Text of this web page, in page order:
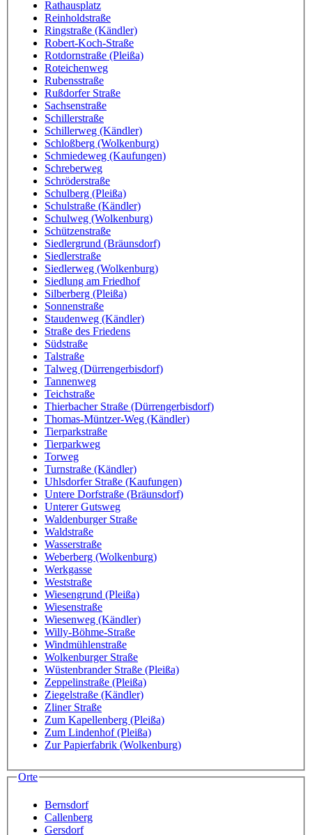
Rathausplatz
Reinholdstraße
Ringstraße (Kändler)
Robert-Koch-Straße
Rotdornstraße (Pleißa)
Roteichenweg
Rubensstraße
Rußdorfer Straße
Sachsenstraße
Schillerstraße
Schillerweg (Kändler)
Schloßberg (Wolkenburg)
Schmiedeweg (Kaufungen)
Schreberweg
Schröderstraße
Schulberg (Pleißa)
Schulstraße (Kändler)
Schulweg (Wolkenburg)
Schützenstraße
Siedlergrund (Bräunsdorf)
Siedlerstraße
Siedlerweg (Wolkenburg)
Siedlung am Friedhof
Silberberg (Pleißa)
Sonnenstraße
Staudenweg (Kändler)
Straße des Friedens
Südstraße
Talstraße
Talweg (Dürrengerbisdorf)
Tannenweg
Teichstraße
Thierbacher Straße (Dürrengerbisdorf)
Thomas-Müntzer-Weg (Kändler)
Tierparkstraße
Tierparkweg
Torweg
Turnstraße (Kändler)
Uhlsdorfer Straße (Kaufungen)
Untere Dorfstraße (Bräunsdorf)
Unterer Gutsweg
Waldenburger Straße
Waldstraße
Wasserstraße
Weberberg (Wolkenburg)
Werkgasse
Weststraße
Wiesengrund (Pleißa)
Wiesenstraße
Wiesenweg (Kändler)
Willy-Böhme-Straße
Windmühlenstraße
Wolkenburger Straße
Wüstenbrander Straße (Pleißa)
Zeppelinstraße (Pleißa)
Ziegelstraße (Kändler)
Zliner Straße
Zum Kapellenberg (Pleißa)
Zum Lindenhof (Pleißa)
Zur Papierfabrik (Wolkenburg)
Orte
Bernsdorf
Callenberg
Gersdorf